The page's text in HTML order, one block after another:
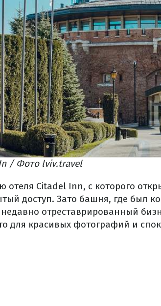
/ Фото lviv.travel
отеля Citadel Inn, с которого
доступ. Зато башня, где был
отреставрированный
для красивых фотографий и